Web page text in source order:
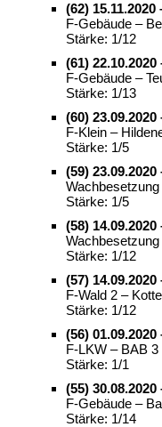
(62)
F-Gebäude –
Stärke: 1/12
(61)
F-Gebäude –
Stärke: 1/13
(60)
F-Klein –
Stärke: 1/5
(59)
Wachbesetzung
Stärke: 1/5
(58)
Wachbesetzung
Stärke: 1/12
(57)
F-Wald 2 –
Stärke: 1/12
(56)
F-LKW – BAB 3
Stärke: 1/1
(55)
F-Gebäude –
Stärke: 1/14